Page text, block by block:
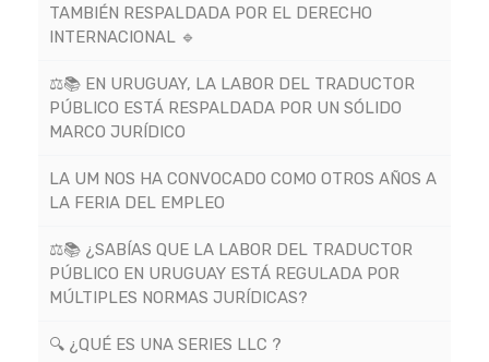
TAMBIÉN RESPALDADA POR EL DERECHO
INTERNACIONAL 🔹
⚖️📚 EN URUGUAY, LA LABOR DEL TRADUCTOR
PÚBLICO ESTÁ RESPALDADA POR UN SÓLIDO
MARCO JURÍDICO
LA UM NOS HA CONVOCADO COMO OTROS AÑOS A
LA FERIA DEL EMPLEO
⚖️📚 ¿SABÍAS QUE LA LABOR DEL TRADUCTOR
PÚBLICO EN URUGUAY ESTÁ REGULADA POR
MÚLTIPLES NORMAS JURÍDICAS?
🔍 ¿QUÉ ES UNA SERIES LLC ?